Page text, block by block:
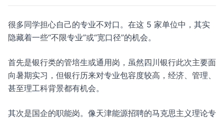
很多同学担心自己的专业不对口。在这 5 家单位中，其实
隐藏着一些“不限专业”或“宽口径”的机会。
首先是银行类的管培生或通用岗，虽然四川银行此次主要面
向暑期实习，但银行历来对专业包容度较高，经济、管理、
甚至理工科背景都有机会。
其次是国企的职能岗。像天津能源招聘的马克思主义理论专